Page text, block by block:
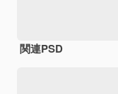
関連PSD